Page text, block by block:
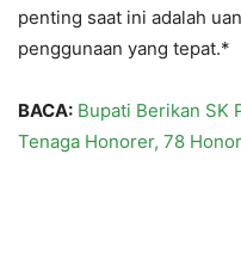
penting saat ini adalah
penggunaan yang tepat.*
BACA: Bupati Berikan SK
Tenaga Honorer, 78